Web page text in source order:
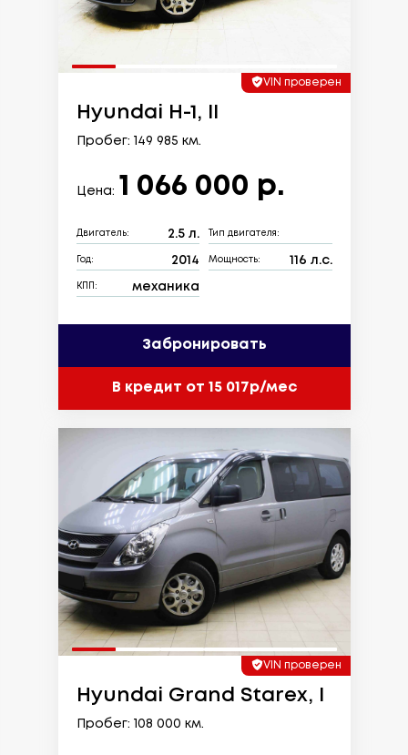
VIN проверен
Hyundai H-1, II
Пробег: 149 985 км.
Цена: 1 066 000 р.
Двигатель: 2.5 л. Тип двигателя:
Год: 2014 Мощность: 116 л.с.
КПП: механика
Забронировать
В кредит от 15 017р/мес
VIN проверен
Hyundai Grand Starex, I
Пробег: 108 000 км.